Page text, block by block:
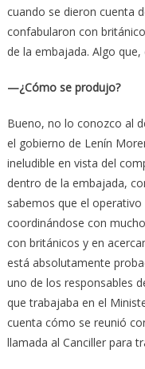
cuando se dieron cuenta
confabularon con
de la embajada. Algo
—¿Cómo se produjo?
Bueno, no lo conozco al
el gobierno de Lenín
ineludible en vista del
dentro de la embajada,
sabemos que el
coordinándose con
con británicos y en
está absolutamente
uno de los responsables
que trabajaba en el
cuenta cómo se reunió
llamada al Canciller para